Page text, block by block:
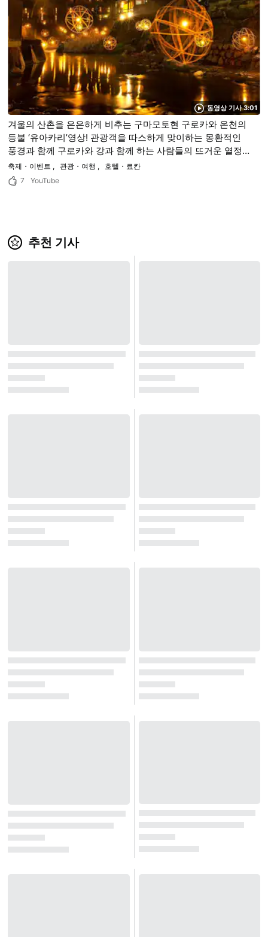
동영상 기사 3:01
겨울의 산촌을 은은하게 비추는 구마모토현 구로카와 온천의
등불 ‘유아카리’영상! 관광객을 따스하게 맞이하는 몽환적인
풍경과 함께 구로카와 강과 함께 하는 사람들의 뜨거운 열정
을 소개
축제・이벤트 관광・여행
호텔・료칸
7
YouTube
추천 기사